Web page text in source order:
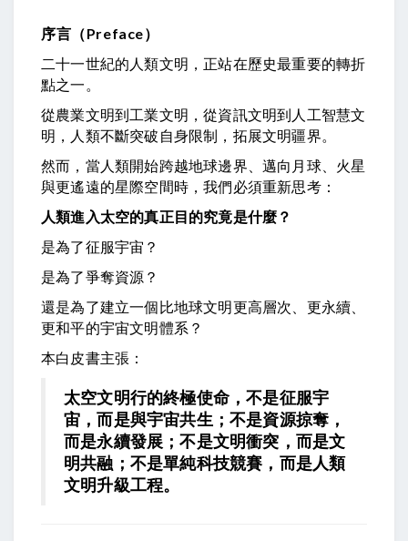
序言（Preface）
二十一世紀的人類文明，正站在歷史最重要的轉折
點之一。
從農業文明到工業文明，從資訊文明到人工智慧文
明，人類不斷突破自身限制，拓展文明疆界。
然而，當人類開始跨越地球邊界、邁向月球、火星
與更遙遠的星際空間時，我們必須重新思考：
人類進入太空的真正目的究竟是什麼？
是為了征服宇宙？
是為了爭奪資源？
還是為了建立一個比地球文明更高層次、更永續、
更和平的宇宙文明體系？
本白皮書主張：
太空文明行的終極使命，不是征服宇
宙，而是與宇宙共生；不是資源掠奪，
而是永續發展；不是文明衝突，而是文
明共融；不是單純科技競賽，而是人類
文明升級工程。